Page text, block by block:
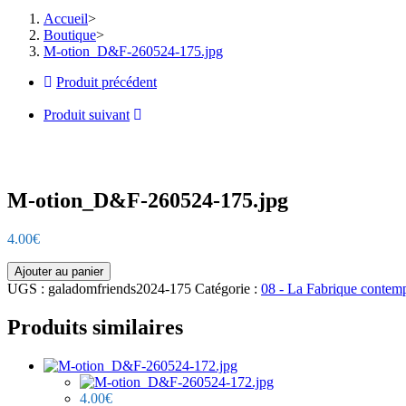
Accueil>
Boutique>
M-otion_D&F-260524-175.jpg
Produit précédent
Produit suivant
M-otion_D&F-260524-175.jpg
4.00€
quantité
de
otion_D&F-
260524-
Ajouter au panier
UGS : galadomfriends2024-175 Catégorie : 08 - La Fabrique
Produits similaires
4.00€